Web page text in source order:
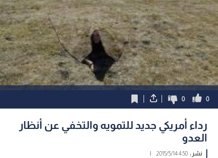
0
0
رداء أمريكي جديد للتمويه والتخفي عن أنظار
العدو
نشر :4:50 2015/5/14
|